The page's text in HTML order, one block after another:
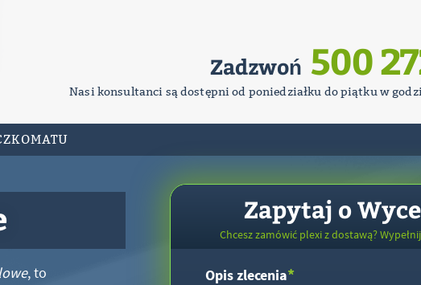
Zadzwoń 500
Nasi konsultanci są dostępni od poniedziałku do piątku w
, to
Zapytaj o
Chcesz zamówić plexi z dostawą?
Opis zlecenia*